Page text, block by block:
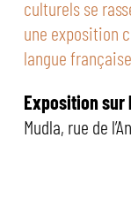
culturels se
une exposition
langue
Exposition sur
Mudla, rue de